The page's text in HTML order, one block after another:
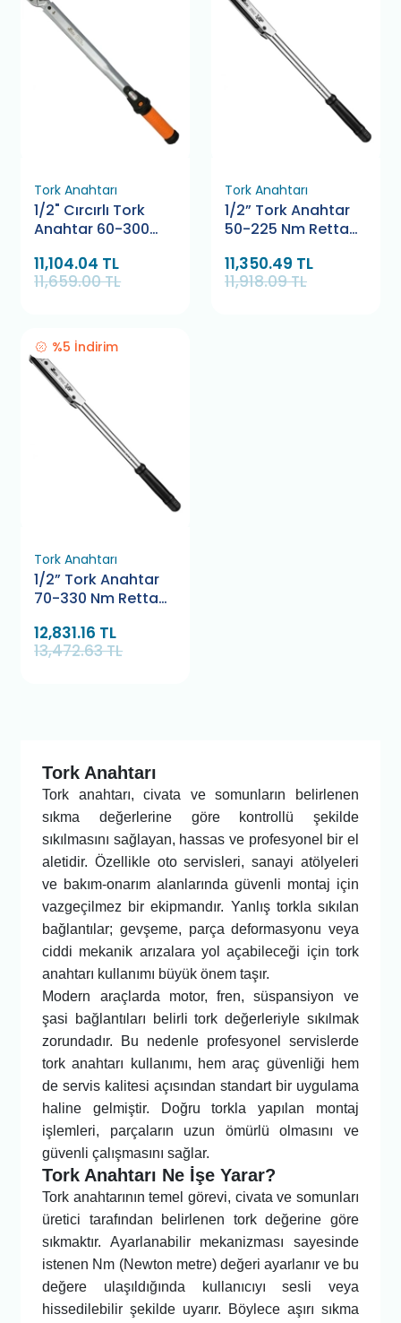
Tork Anahtarı
1/2" Cırcırlı Tork
Anahtar 60-300
11,104.04 TL
11,659.00 TL
Tork Anahtarı
1/2” Tork Anahtar
50-225 Nm Retta
11,350.49 TL
11,918.09 TL
%5 İndirim
Tork Anahtarı
1/2” Tork Anahtar
70-330 Nm Retta
12,831.16 TL
13,472.63 TL
Tork Anahtarı
Tork anahtarı, civata ve somunların belirlenen
sıkma değerlerine göre kontrollü şekilde
sıkılmasını sağlayan, hassas ve profesyonel bir el
aletidir. Özellikle oto servisleri, sanayi atölyeleri
ve bakım-onarım alanlarında güvenli montaj için
vazgeçilmez bir ekipmandır. Yanlış torkla sıkılan
bağlantılar; gevşeme, parça deformasyonu veya
ciddi mekanik arızalara yol açabileceği için tork
anahtarı kullanımı büyük önem taşır.
Modern araçlarda motor, fren, süspansiyon ve
şasi bağlantıları belirli tork değerleriyle sıkılmak
zorundadır. Bu nedenle profesyonel servislerde
tork anahtarı kullanımı, hem araç güvenliği hem
de servis kalitesi açısından standart bir uygulama
haline gelmiştir. Doğru torkla yapılan montaj
işlemleri, parçaların uzun ömürlü olmasını ve
güvenli çalışmasını sağlar.
Tork Anahtarı Ne İşe Yarar?
Tork anahtarının temel görevi, civata ve somunları
üretici tarafından belirlenen tork değerine göre
sıkmaktır. Ayarlanabilir mekanizması sayesinde
istenen Nm (Newton metre) değeri ayarlanır ve bu
değere ulaşıldığında kullanıcıyı sesli veya
hissedilebilir şekilde uyarır. Böylece aşırı sıkma